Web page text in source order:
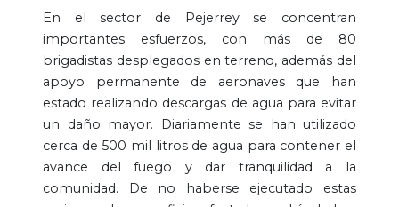
En el sector de Pejerrey se concentran
importantes esfuerzos, con más de 80
brigadistas desplegados en terreno, además del
apoyo permanente de aeronaves que han
estado realizando descargas de agua para evitar
un daño mayor. Diariamente se han utilizado
cerca de 500 mil litros de agua para contener el
avance del fuego y dar tranquilidad a la
comunidad. De no haberse ejecutado estas